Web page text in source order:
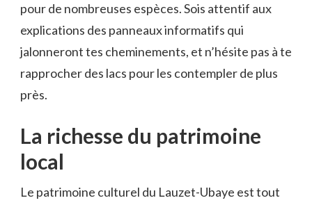
pour de nombreuses espèces. Sois attentif aux
explications des panneaux informatifs qui
jalonneront tes cheminements, et n’hésite pas à te
rapprocher des lacs pour les contempler de plus
près.
La richesse du patrimoine
local
Le patrimoine culturel du Lauzet-Ubaye est tout